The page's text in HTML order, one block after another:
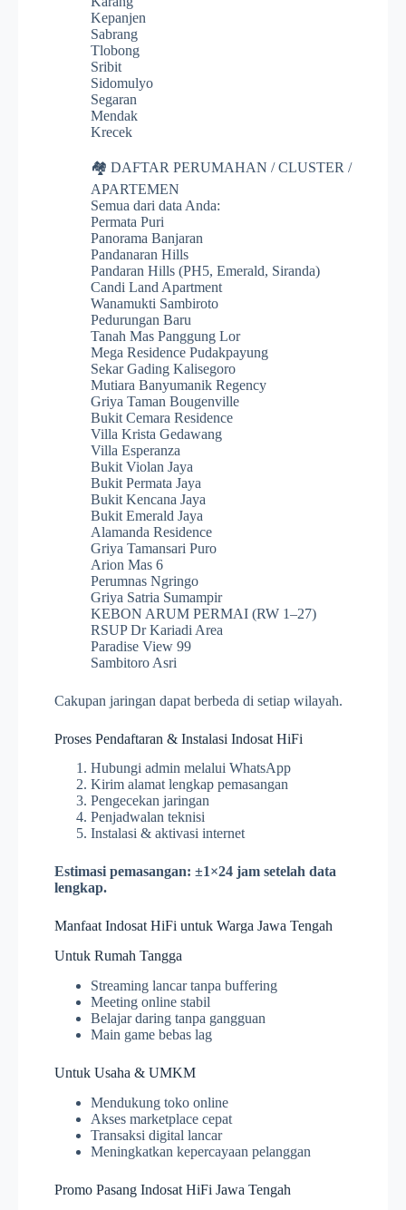
Kepanjen
Sabrang
Tlobong
Sribit
Sidomulyo
Segaran
Mendak
Krecek
🏘️ DAFTAR PERUMAHAN / CLUSTER /
APARTEMEN
Semua dari data Anda:
Permata Puri
Panorama Banjaran
Pandanaran Hills
Pandaran Hills (PH5, Emerald, Siranda)
Candi Land Apartment
Wanamukti Sambiroto
Pedurungan Baru
Tanah Mas Panggung Lor
Mega Residence Pudakpayung
Sekar Gading Kalisegoro
Mutiara Banyumanik Regency
Griya Taman Bougenville
Bukit Cemara Residence
Villa Krista Gedawang
Villa Esperanza
Bukit Violan Jaya
Bukit Permata Jaya
Bukit Kencana Jaya
Bukit Emerald Jaya
Alamanda Residence
Griya Tamansari Puro
Arion Mas 6
Perumnas Ngringo
Griya Satria Sumampir
KEBON ARUM PERMAI (RW 1–27)
RSUP Dr Kariadi Area
Paradise View 99
Sambitoro Asri
Cakupan jaringan dapat berbeda di setiap wilayah.
Proses Pendaftaran & Instalasi Indosat HiFi
Hubungi admin melalui WhatsApp
Kirim alamat lengkap pemasangan
Pengecekan jaringan
Penjadwalan teknisi
Instalasi & aktivasi internet
Estimasi pemasangan: ±1×24 jam setelah data
lengkap.
Manfaat Indosat HiFi untuk Warga Jawa Tengah
Untuk Rumah Tangga
Streaming lancar tanpa buffering
Meeting online stabil
Belajar daring tanpa gangguan
Main game bebas lag
Untuk Usaha & UMKM
Mendukung toko online
Akses marketplace cepat
Transaksi digital lancar
Meningkatkan kepercayaan pelanggan
Promo Pasang Indosat HiFi Jawa Tengah